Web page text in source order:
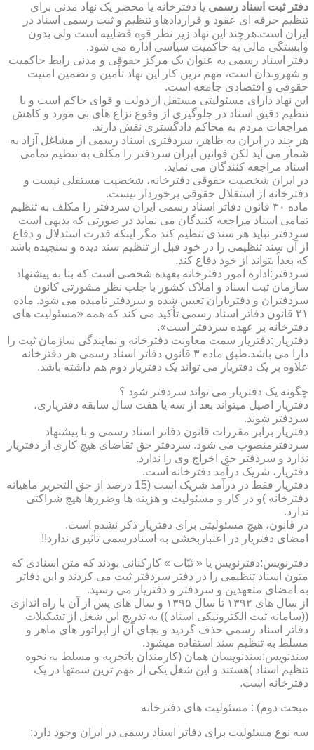
دفتر ثبت اسناد رسمی یا دفترخانه یا محضر یک نهاد مدنی برای
تنظیم حرفه ای عقود و قراردادهاو تنظیم و ثبت رسمی اسناد در
ایران است.هرچند این نهاد زیر نظر قوه قضاییه است ولی بدون
وابستگی مالی به حاکمیت سیاسی اداره می شود.
دفتر اسناد رسمی به عنوان یک مرکز حقوقی و مدنی رابط حاکمیت
و شهروندان است، مهم ترین کار این نهاد تأمین و تضمین امنیت
حقوقی و اقتصادی جامعه است.
این نهاد دارای مسئولیتی مستقل از دولت و قوای حاکم است و با
تنظیم دقیق اسناد در جلوگیری از وقوع نزاع های بی مورد و کاهش
مراجعات مردم به محاکم دادگستری نقش دارند.
هر چند در ایران به ظاهر، سردفتری اسناد رسمی از مشاغل آزاد به
شمار می آید لکن قوانین ایران سردفتر را مکلف به تنظیم تمامی
اسناد مراجعه کنندگان می نماید.
در ایران شخصیت حقوقی دفترخانه، شخصیت مستقلی نیست و
دفترخانه از استقلال حقوقی برخوردار نیست.
ماده ۳۰ قانون دفاتر اسناد رسمی ایران سردفتر را مکلف به تنظیم
تمامی اسناد مراجعه کنندگان می نماید در صورتی که بدیهی است
سردفتر نباید هر سندی تنظیم کند مگر اینکه قدرت استدلال و دفاع
از آن سند تنظیمی را در خود قبل از تنظیم سند دیده و سنجیده باشد
که بعداً بتواند از خود دفاع کند.
سردفتر:اداره امور دفترخانه بعهده شخصی است که بنا به پیشنهاد
سازمان ثبت اسناد و املاک کشور با جلب نظر مشورتی کانون
سردفتران و دفتریاران تعیین شده و سردفتر نامیده می شود. ماده
۲۱ قانون دفاتر اسناد رسمی تأکید می کند که همه «مسئولیت های
دفترخانه بر عهده سردفتر است».
دفتریار :دفتریار سمت معاونت دفترخانه و نمایندگی سازمان ثبت را
دارا می باشد.طبق ماده ۳ قانون دفاتر اسناد رسمی هر دفترخانه
علاوه بر یک دفتریار می تواند یک دفتریار دوم هم داشته باشد.
چگونه یک دفتریار می تواند سردفتر شود ؟
دفتریار اصیل میتواند بعد از سه یا هفت سال سابقه دفتریاری،
سردفتر شوند.
دفتریار برابر مقررات قانون دفاتر اسناد رسمی و با پیشنهاد
سردفترمنصوب می شود. سردفتر حق تقاضای هیچ کاری از دفتریار
ندارد و سردفتر حق اخراج وی را ندارد.
دفتریار، شریک درآمد دفترخانه است.
دفتریار فقط در درآمد شریک است (15 درصد از حق التحریر ماهیانه
دفترخانه )و در کار و مسئولیت و هزینه ها وضررها هیچ شراکتی
ندارد.
در قانون، هیچ مسئولیتی برای دفتریار ذکر نشده است.
امضای دفتریار در اعتباربخشی به اسنادرسمی تأثیری ندارد!!
دفترنویس:دفترنویس یا « ثبّات » کارکنانی بودند که متن اسنادی که
متون اسناد تنظیمی را در دفتر سردفتر ثبت می کردند و این دفاتر
به امضای متعهدین و سردفتر و دفتریار می رسید.
از سال های ۱۳۹۲ تا سال ۱۳۹۵ و سال های پس از آن با راه اندازی
((سامانه ثبت الکترونیکی اسناد )) به تدریج این شغل از تشکیلات
دفاتر اسناد رسمی حذف گردید و بجای آن از اپراتور های ماهر و
مسلط به تنظیم سند استفاده میشود.
سندنویس:سندنویسان همان (کارمندان باتجربه و مسلط به نحوه
تنظیم اسناد )هستند و این شغل یکی از مهم ترین سمتها در یک
دفترخانه است.
مبحث دوم) : مسئولیت های دفترخانه
سه نوع مسئولیت برای دفاتر اسناد رسمی در ایران وجود دارد: